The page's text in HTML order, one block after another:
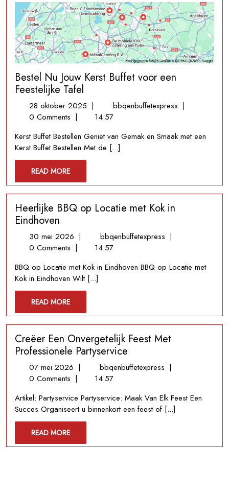
Bestel Nu Jouw Kerst Buffet voor een
Feestelijke Tafel
28 oktober 2025 28
oktober
| bbqenbuffetexpress Bestel
Kerst
Feestelijke
Tafel
|
0 Comments |
14:57
Kerst Buffet Bestellen Geniet van Gemak en Smaak met een
Kerst Buffet Bestellen Met de [...]
READ MOREREAD
MORE
Heerlijke BBQ op Locatie met Kok in
Eindhoven
30 mei 2026 30
mei
| bbqenbuffetexpress Heerlijke
Locatie
Eindhoven
|
0 Comments |
14:57
BBQ op Locatie met Kok in Eindhoven BBQ op Locatie met
Kok in Eindhoven Wilt [...]
READ MOREREAD
MORE
Creëer Een Onvergetelijk Feest Met
Professionele Partyservice
07 mei 2026 07
mei
| bbqenbuffetexpress Creëer
Feest
Met
|
0 Comments |
14:57
Artikel: Partyservice Partyservice: Maak Van Elk Feest Een
Succes Organiseert u binnenkort een feest of [...]
READ MOREREAD
MORE